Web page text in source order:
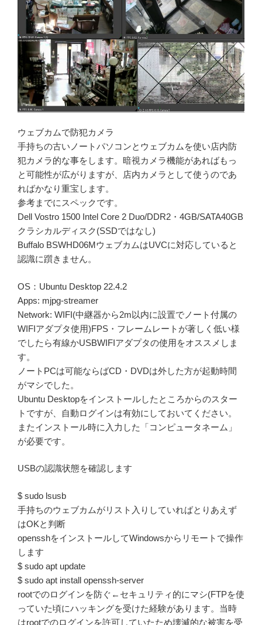
ウェブカムで防犯カメラ
手持ちの古いノートパソコンとウェブカムを使い店内防
犯カメラ的な事をします。暗視カメラ機能があればもっ
と可能性が広がりますが、店内カメラとして使うのであ
ればかなり重宝します。
参考までにスペックです。
Dell Vostro 1500 Intel Core 2 Duo/DDR2・4GB/SATA40GB
クラシカルディスク(SSDではなし)
Buffalo BSWHD06MウェブカムはUVCに対応していると
認識に躓きません。
OS：Ubuntu Desktop 22.4.2
Apps: mjpg-streamer
Network: WIFI(中継器から2m以内に設置でノート付属の
WIFIアダプタ使用)FPS・フレームレートが著しく低い様
でしたら有線かUSBWIFIアダプタの使用をオススメしま
す。
ノートPCは可能ならばCD・DVDは外した方が起動時間
がマシでした。
Ubuntu Desktopをインストールしたところからのスター
トですが、自動ログインは有効にしておいてください。
またインストール時に入力した「コンピュータネーム」
が必要です。
USBの認識状態を確認します
$ sudo lsusb
手持ちのウェブカムがリスト入りしていればとりあえず
はOKと判断
opensshをインストールしてWindowsからリモートで操作
します
$ sudo apt update
$ sudo apt install openssh-server
rootでのログインを防ぐ←セキュリティ的にマシ(FTPを使
っていた頃にハッキングを受けた経験があります。当時
はrootでのログインを許可していたため壊滅的な被害を受